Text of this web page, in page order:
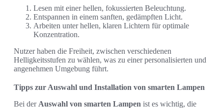
Lesen mit einer hellen, fokussierten Beleuchtung.
Entspannen in einem sanften, gedämpften Licht.
Arbeiten unter hellen, klaren Lichtern für optimale
Konzentration.
Nutzer haben die Freiheit, zwischen verschiedenen
Helligkeitsstufen zu wählen, was zu einer personalisierten und
angenehmen Umgebung führt.
Tipps zur Auswahl und Installation von smarten Lampen
Bei der Auswahl von smarten Lampen ist es wichtig, die